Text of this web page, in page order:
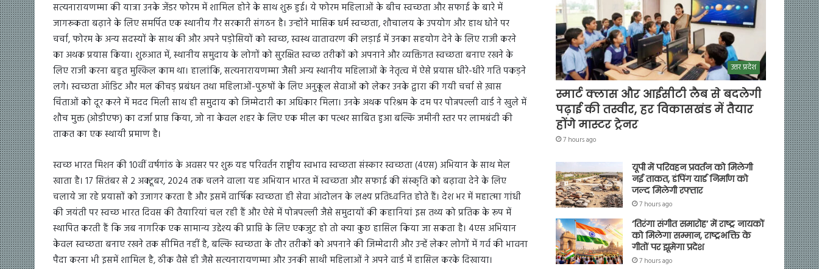
सत्यनारायणम्मा की यात्रा उनके जेंडर फोरम में शामिल होने के साथ शुरू हुई। ये फोरम महिलाओं के बीच स्वच्छता और सफाई के बारे में
जागरूकता बढ़ाने के लिए समर्पित एक स्थानीय गैर सरकारी संगठन है। उन्होंने मासिक धर्म स्वच्छता, शौचालय के उपयोग और हाथ धोने पर
चर्चा, फोरम के अन्य सदस्यों के साथ की और अपने पड़ोसियों को स्वच्छ, स्वस्थ वातावरण की लड़ाई में उनका सहयोग देने के लिए राजी करने
का अथक प्रयास किया। शुरुआत में, स्थानीय समुदाय के लोगों को सुरक्षित स्वच्छ तरीकों को अपनाने और व्यक्तिगत स्वच्छता बनाए रखने के
लिए राजी करना बहुत मुश्किल काम था। हालांकि, सत्यनारायणम्मा जैसी अन्य स्थानीय महिलाओं के नेतृत्व में ऐसे प्रयास धीरे-धीरे गति पकड़ने
लगे। स्वच्छता ऑडिट और मल कीचड़ प्रबंधन तथा महिलाओं-पुरुषों के लिए अनुकूल सेवाओं को लेकर उनके द्वारा की गयी चर्चा से ख़ास
चिंताओं को दूर करने में मदद मिली साथ ही समुदाय को जिम्मेदारी का अधिकार मिला। उनके अथक परिश्रम के दम पर पोन्नपल्ली वार्ड ने खुले में
शौच मुक्त (ओडीएफ) का दर्जा प्राप्त किया, जो ना केवल शहर के लिए एक मील का पत्थर साबित हुआ बल्कि जमीनी स्तर पर लामबंदी की
ताकत का एक स्थायी प्रमाण है।
स्वच्छ भारत मिशन की 10वीं वर्षगांठ के अवसर पर शुरू यह परिवर्तन राष्ट्रीय स्वभाव स्वच्छता संस्कार स्वच्छता (4एस) अभियान के साथ मेल
खाता है। 17 सितंबर से 2 अक्टूबर, 2024 तक चलने वाला यह अभियान भारत में स्वच्छता और सफाई की संस्कृति को बढ़ावा देने के लिए
चलाये जा रहे प्रयासों को उजागर करता है और इसमें वार्षिक स्वच्छता ही सेवा आंदोलन के लक्ष्य प्रतिध्वनित होते हैं। देश भर में महात्मा गांधी
की जयंती पर स्वच्छ भारत दिवस की तैयारियां चल रही हैं और ऐसे में पोन्नपल्ली जैसे समुदायों की कहानियां इस तथ्य को प्रतिक के रूप में
स्थापित करती हैं कि जब नागरिक एक सामान्य उद्देश्य की प्राप्ति के लिए एकजुट हो तो क्या कुछ हासिल किया जा सकता है। 4एस अभियान
केवल स्वच्छता बनाए रखने तक सीमित नहीं है, बल्कि स्वच्छता के तौर तरीकों को अपनाने की जिम्मेदारी और उन्हें लेकर लोगों में गर्व की भावना
पैदा करना भी इसमें शामिल है, ठीक वैसे ही जैसे सत्यनारायणम्मा और उनकी साथी महिलाओं ने अपने वार्ड में हासिल करके दिखाया।
उत्तर प्रदेश
स्मार्ट क्लास और आईसीटी लैब से बदलेगी
पढ़ाई की तस्वीर, हर विकासखंड में तैयार
होंगे मास्टर ट्रेनर
7 hours ago
यूपी में परिवहन प्रवर्तन को मिलेगी
नई ताकत, डंपिंग यार्ड निर्माण को
जल्द मिलेगी रफ्तार
7 hours ago
‘तिरंगा संगीत समारोह’ में राष्ट्र नायकों
को मिलेगा सम्मान, राष्ट्रभक्ति के
गीतों पर झूमेगा प्रदेश
7 hours ago